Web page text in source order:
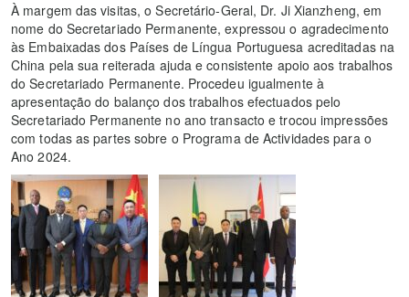
À margem das visitas, o Secretário-Geral, Dr. Ji Xianzheng, em
nome do Secretariado Permanente, expressou o agradecimento
às Embaixadas dos Países de Língua Portuguesa acreditadas na
China pela sua reiterada ajuda e consistente apoio aos trabalhos
do Secretariado Permanente. Procedeu igualmente à
apresentação do balanço dos trabalhos efectuados pelo
Secretariado Permanente no ano transacto e trocou impressões
com todas as partes sobre o Programa de Actividades para o
Ano 2024.